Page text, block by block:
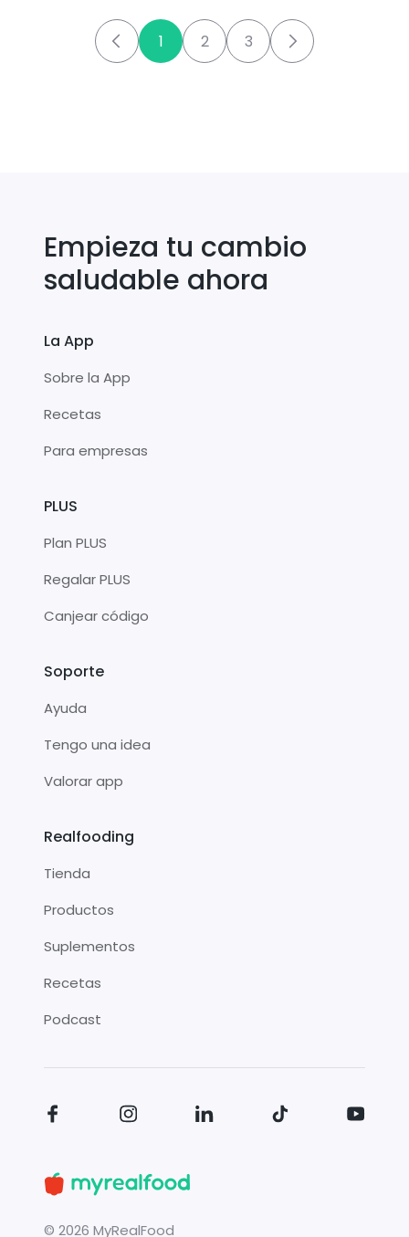
1 2 3
Empieza tu cambio
saludable ahora
La App
Sobre la App
Recetas
Para empresas
PLUS
Plan PLUS
Regalar PLUS
Canjear código
Soporte
Ayuda
Tengo una idea
Valorar app
Realfooding
Tienda
Productos
Suplementos
Recetas
Podcast
© 2026 MyRealFood